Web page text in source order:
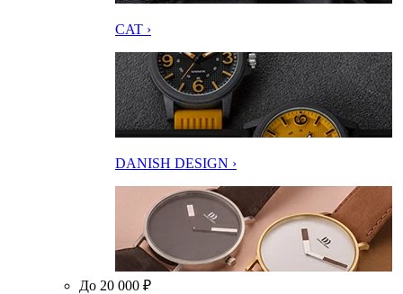
CAT ›
DANISH DESIGN ›
До 20 000 ₽